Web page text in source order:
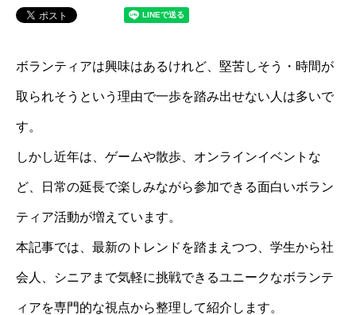
ボランティアは興味はあるけれど、堅苦しそう・時間が
取られそうという理由で一歩を踏み出せない人は多いで
す。
しかし近年は、ゲームや散歩、オンラインイベントな
ど、日常の延長で楽しみながら参加できる面白いボラン
ティア活動が増えています。
本記事では、最新のトレンドを踏まえつつ、学生から社
会人、シニアまで気軽に挑戦できるユニークなボランテ
ィアを専門的な視点から整理して紹介します。